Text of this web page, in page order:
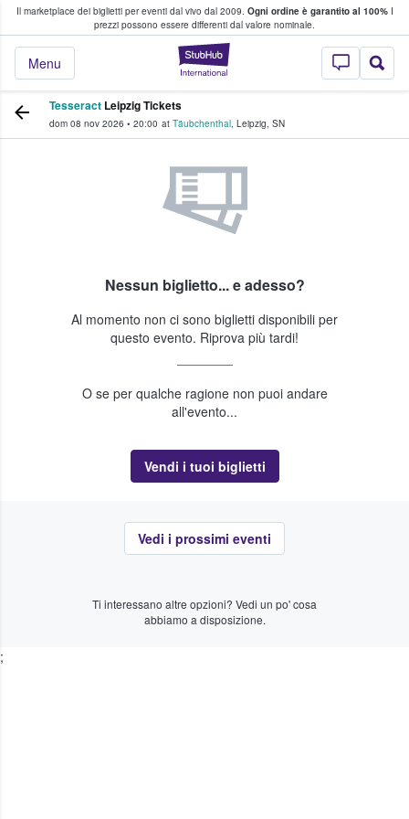
Il marketplace dei biglietti per eventi dal vivo dal 2009. Ogni ordine è garantito al 100%I
prezzi possono essere differenti dal valore nominale.
StubHub - Dove
Menu
fan comprano e vendono biglietti
Tesseract Leipzig Tickets
dom 08 nov 2026 • 20:00 at Täubchenthal, Leipzig, SN
Nessun biglietto... e adesso?
Al momento non ci sono biglietti disponibili per
questo evento. Riprova più tardi!
O se per qualche ragione non puoi andare
all'evento...
Vendi i tuoi biglietti
Vedi i prossimi eventi
Ti interessano altre opzioni? Vedi un po' cosa
abbiamo a disposizione.
;